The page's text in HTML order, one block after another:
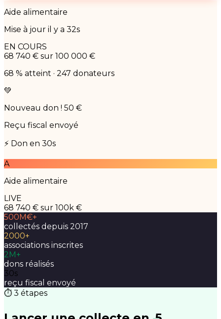
Aide alimentaire
Mise à jour il y a 32s
EN COURS
68 740 € sur 100 000 €
68 % atteint · 247 donateurs
💚
Nouveau don ! 50 €
Reçu fiscal envoyé
⚡ Don en 30s
A
Aide alimentaire
LIVE
68 740 € sur 100k €
500M€+
collectés depuis 2017
2000+
associations inscrites
2M+
dons réalisés
30s
reçu fiscal envoyé
⏱ 3 étapes